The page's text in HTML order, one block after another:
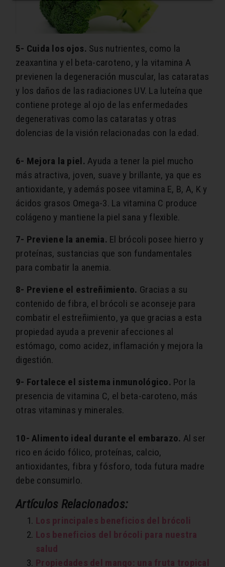
5- Cuida los ojos. Sus nutrientes, como la
zeaxantina y el beta-caroteno, y la vitamina A
previenen la degeneración muscular, las cataratas
y los daños de las radiaciones UV. La luteína que
contiene protege al ojo de las enfermedades
degenerativas como las cataratas y otras
dolencias de la visión relacionadas con la edad.
6- Mejora la piel. Ayuda a tener la piel mucho
más atractiva, joven, suave y brillante, ya que es
antioxidante, y además posee vitamina E, B, A, K y
ácidos grasos Omega-3. La vitamina C produce
colágeno y mantiene la piel sana y flexible.
7- Previene la anemia. El brócoli posee hierro y
proteínas, sustancias que son fundamentales
para combatir la anemia.
8- Previene el estreñimiento. Gracias a su
contenido de fibra, el brócoli se aconseje para
combatir el estreñimiento, ya que gracias a esta
propiedad ayuda a prevenir afecciones al
estómago, como acidez, inflamación y mejora la
digestión.
9- Fortalece el sistema inmunológico. Por la
presencia de vitamina C, el beta-caroteno, más
otras vitaminas y minerales.
10- Alimento ideal durante el embarazo. Al ser
rico en ácido fólico, proteínas, calcio,
antioxidantes, fibra y fósforo, toda futura madre
debe consumirlo.
Artículos Relacionados:
Los principales beneficios del brócoli
Los beneficios del brócoli para nuestra
salud
Propiedades del mango: una fruta tropical